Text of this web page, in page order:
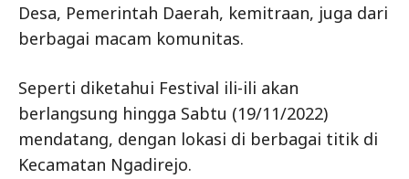
Desa, Pemerintah Daerah, kemitraan, juga dari
berbagai macam komunitas.
Seperti diketahui Festival ili-ili akan
berlangsung hingga Sabtu (19/11/2022)
mendatang, dengan lokasi di berbagai titik di
Kecamatan Ngadirejo.